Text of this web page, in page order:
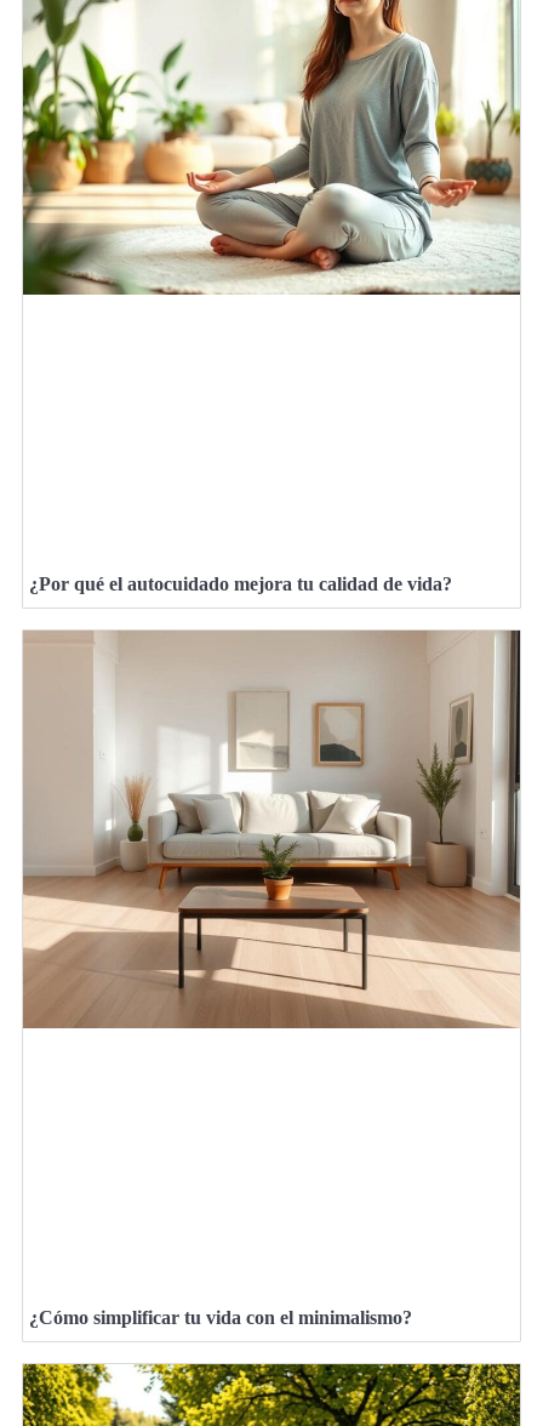
¿Por qué el autocuidado mejora tu calidad de vida?
¿Cómo simplificar tu vida con el minimalismo?